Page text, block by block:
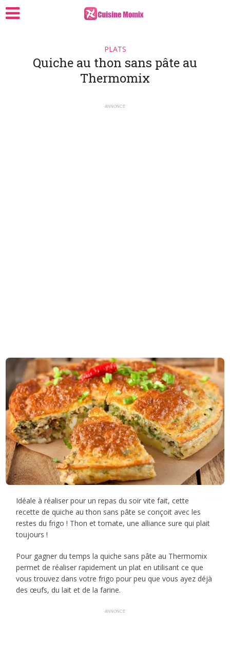
PLATS
Quiche au thon sans pâte au
Thermomix
ANNONCE
Idéale à réaliser pour un repas du soir vite fait, cette
recette de quiche au thon sans pâte se conçoit avec les
restes du frigo ! Thon et tomate, une alliance sure qui plait
toujours !
Pour gagner du temps la quiche sans pâte au Thermomix
permet de réaliser rapidement un plat en utilisant ce que
vous trouvez dans votre frigo pour peu que vous ayez déjà
des œufs, du lait et de la farine.
ANNONCE